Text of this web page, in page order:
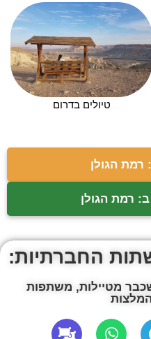
טיולים בדרום
רמת הגולן
רמת הגולן
החברתיות:
מטיילות, משתפות